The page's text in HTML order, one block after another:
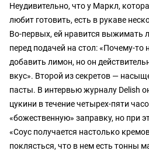
Неудивительно, что у Маркл,
любит готовить, есть в рукаве
Во-первых, ей нравится выжимать
перед подачей на стол: «Почему-то
добавить лимон, но он
вкус». Второй из секретов —
пасты. В интервью журналу Delish
цукини в течение четырех-пяти
«божественную» заправку, но при
«Соус получается настолько
поклясться, что в нем есть тонны